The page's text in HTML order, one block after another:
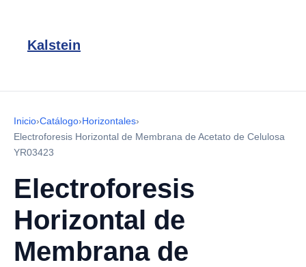
Kalstein
Inicio›Catálogo›Horizontales›
Electroforesis Horizontal de Membrana de Acetato de Celulosa
YR03423
Electroforesis
Horizontal de
Membrana de